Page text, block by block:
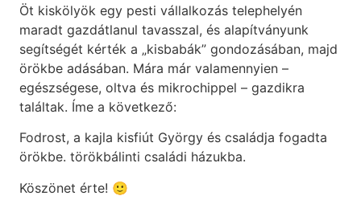
Öt kiskölyök egy pesti vállalkozás telephelyén
maradt gazdátlanul tavasszal, és alapítványunk
segítségét kérték a „kisbabák” gondozásában, majd
örökbe adásában. Mára már valamennyien –
egészségese, oltva és mikrochippel – gazdikra
találtak. Íme a következő:
Fodrost, a kajla kisfiút György és családja fogadta
örökbe. törökbálinti családi házukba.
Köszönet érte! 🙂